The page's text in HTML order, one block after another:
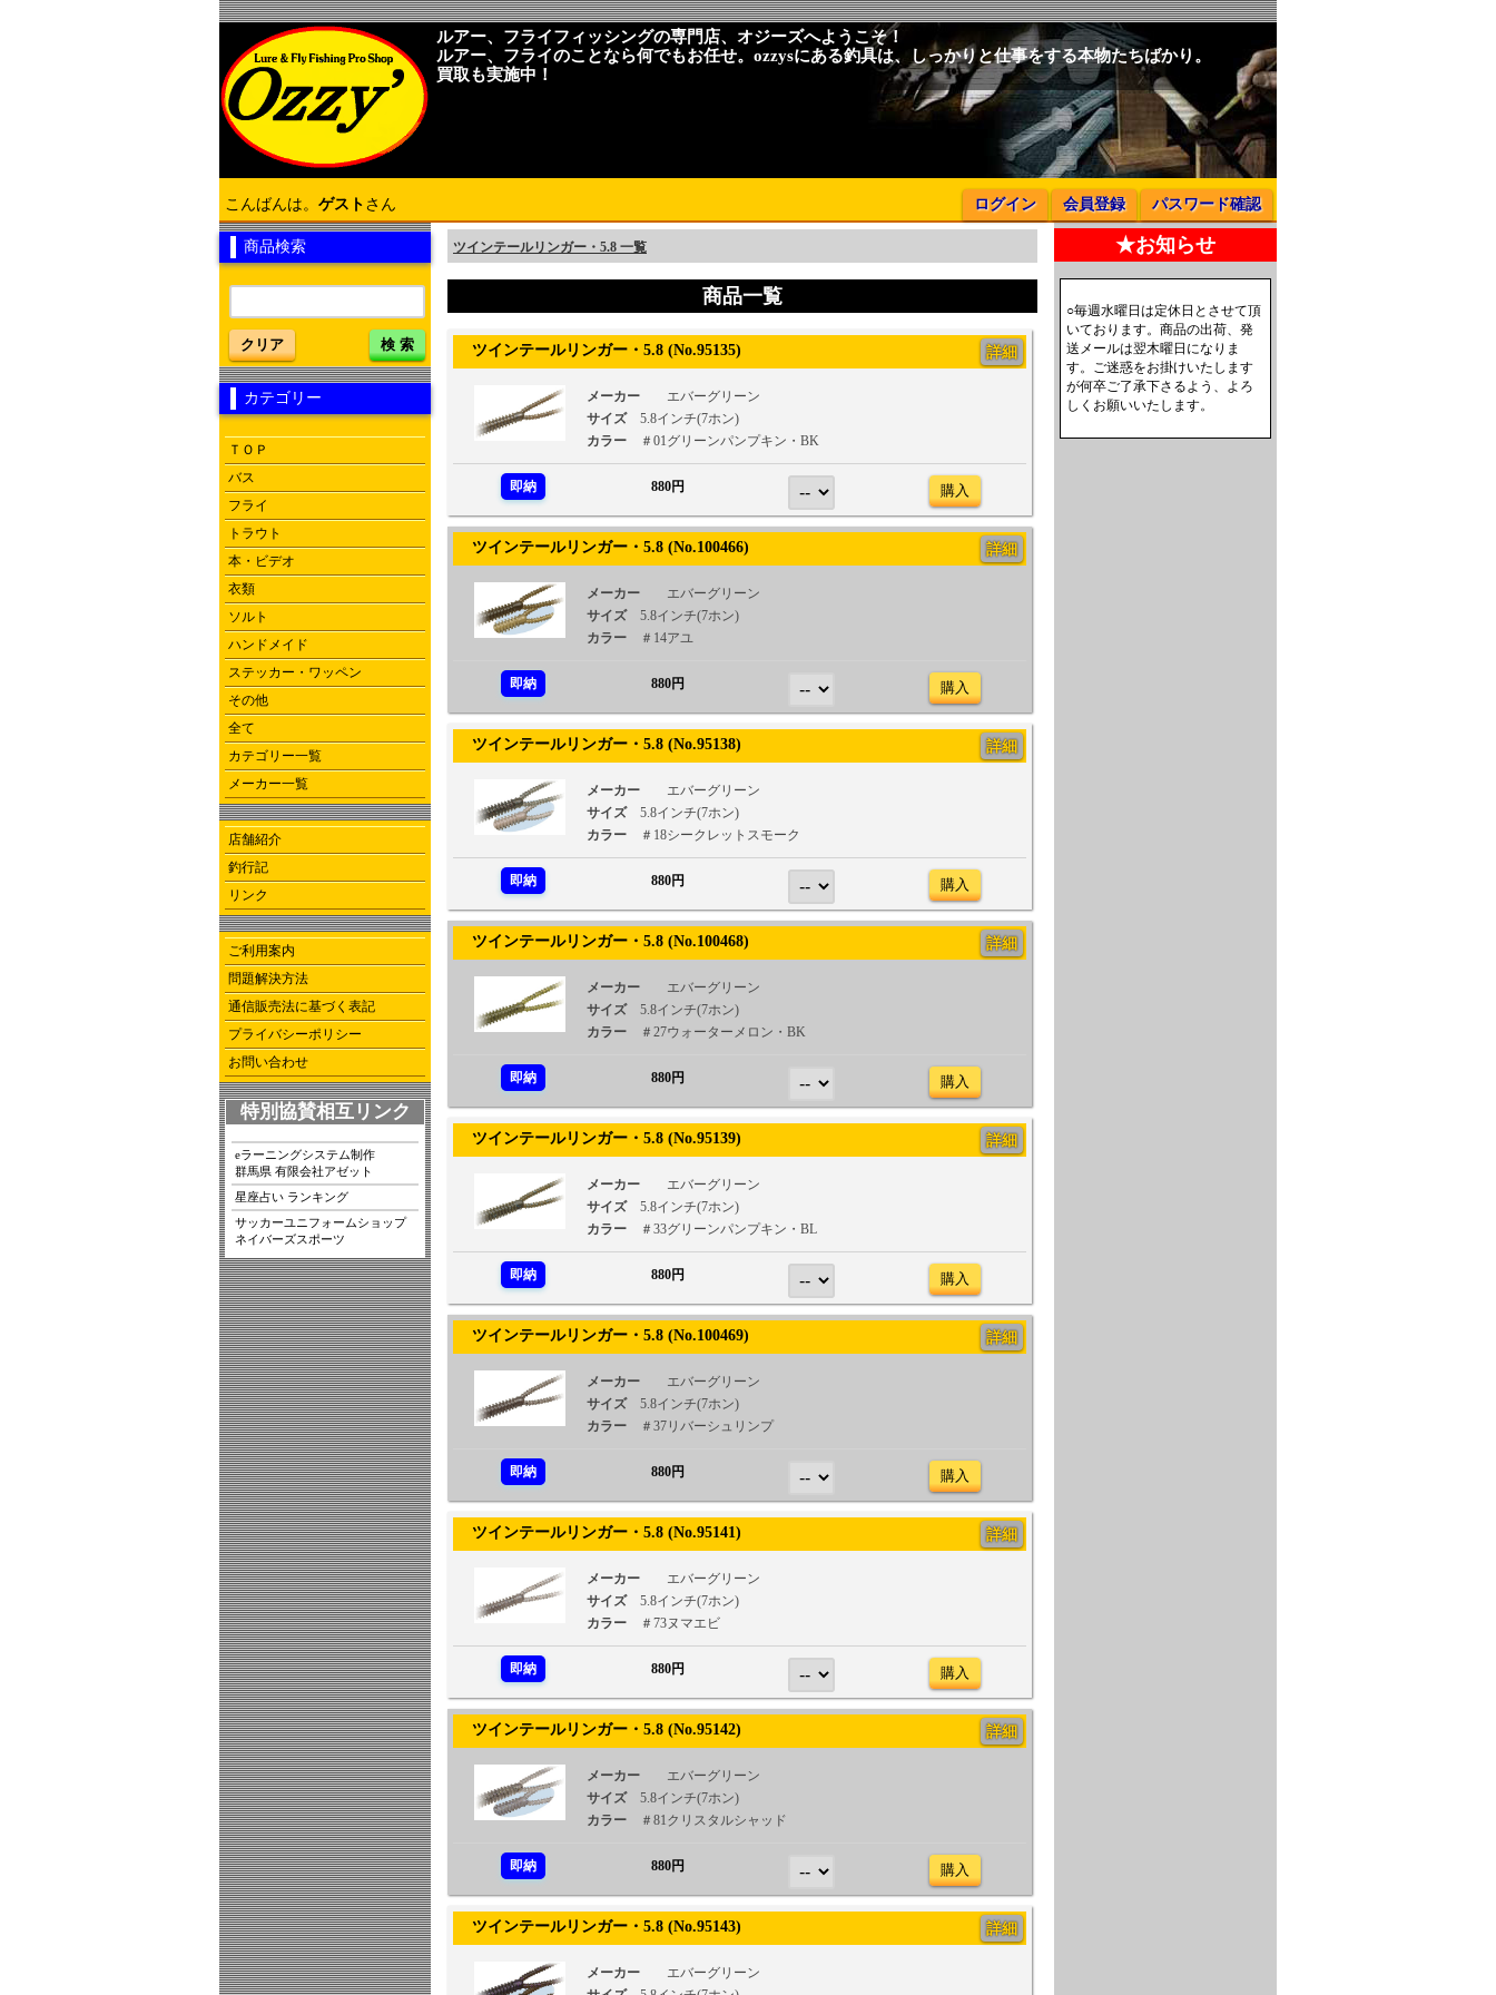
ルアー、フライフィッシングの専門店、オジーズへようこそ！
ルアー、フライのことなら何でもお任せ。ozzysにある釣具は、しっかりと仕事をする本物たちばかり。
買取も実施中！
こんばんは。 ゲスト さん ログイン 会員登録 パスワード確認
商品検索
クリア 検 索
カテゴリー
ＴＯＰ
バス
フライ
トラウト
本・ビデオ
衣類
ソルト
ハンドメイド
ステッカー・ワッペン
その他
全て
カテゴリー一覧
メーカー一覧
店舗紹介
釣行記
リンク
ご利用案内
問題解決方法
通信販売法に基づく表記
プライバシーポリシー
お問い合わせ
特別協賛相互リンク
eラーニングシステム制作
群馬県 有限会社アゼット
星座占い ランキング
サッカーユニフォームショップ
ネイバーズスポーツ
ツインテールリンガー・5.8 一覧
商品一覧
ツインテールリンガー・5.8 (No.95135) 詳細
メーカー
エバーグリーン
サイズ
5.8インチ(7ホン)
カラー
＃01グリーンパンプキン・BK
即納 880円 購入
ツインテールリンガー・5.8 (No.100466) 詳細
メーカー
エバーグリーン
サイズ
5.8インチ(7ホン)
カラー
＃14アユ
即納 880円 購入
ツインテールリンガー・5.8 (No.95138) 詳細
メーカー
エバーグリーン
サイズ
5.8インチ(7ホン)
カラー
＃18シークレットスモーク
即納 880円 購入
ツインテールリンガー・5.8 (No.100468) 詳細
メーカー
エバーグリーン
サイズ
5.8インチ(7ホン)
カラー
＃27ウォーターメロン・BK
即納 880円 購入
ツインテールリンガー・5.8 (No.95139) 詳細
メーカー
エバーグリーン
サイズ
5.8インチ(7ホン)
カラー
＃33グリーンパンプキン・BL
即納 880円 購入
ツインテールリンガー・5.8 (No.100469) 詳細
メーカー
エバーグリーン
サイズ
5.8インチ(7ホン)
カラー
＃37リバーシュリンプ
即納 880円 購入
ツインテールリンガー・5.8 (No.95141) 詳細
メーカー
エバーグリーン
サイズ
5.8インチ(7ホン)
カラー
＃73ヌマエビ
即納 880円 購入
ツインテールリンガー・5.8 (No.95142) 詳細
メーカー
エバーグリーン
サイズ
5.8インチ(7ホン)
カラー
＃81クリスタルシャッド
即納 880円 購入
ツインテールリンガー・5.8 (No.95143) 詳細
メーカー
エバーグリーン
★お知らせ
○毎週水曜日は定休日とさせて頂
いております。商品の出荷、発
送メールは翌木曜日になりま
す。ご迷惑をお掛けいたします
が何卒ご了承下さるよう、よろ
しくお願いいたします。